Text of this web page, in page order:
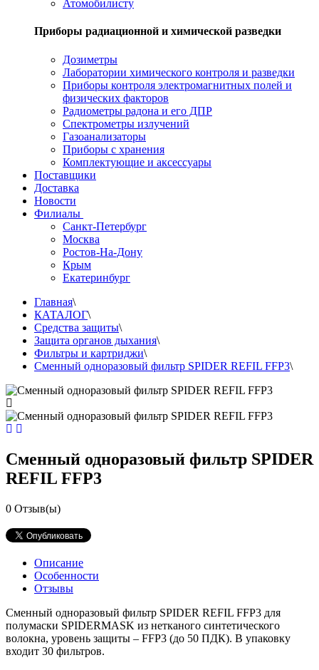
Атомобилисту
Приборы радиационной и химической разведки
Дозиметры
Лаборатории химического контроля и разведки
Приборы контроля электромагнитных полей и
физических факторов
Радиометры радона и его ДПР
Спектрометры излучений
Газоанализаторы
Приборы с хранения
Комплектующие и аксессуары
Поставщики
Доставка
Новости
Филиалы
Санкт-Петербург
Москва
Ростов-На-Дону
Крым
Екатеринбург
Главная\
КАТАЛОГ\
Средства защиты\
Защита органов дыхания\
Фильтры и картриджи\
Сменный одноразовый фильтр SPIDER REFIL FFP3\
Сменный одноразовый фильтр SPIDER
REFIL FFP3
0 Отзыв(ы)
Описание
Особенности
Отзывы
Сменный одноразовый фильтр SPIDER REFIL FFP3 для
полумаски SPIDERMASK из нетканого синтетического
волокна, уровень защиты – FFP3 (до 50 ПДК). В упаковку
входит 30 фильтров.